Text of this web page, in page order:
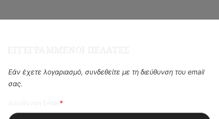
Εάν έχετε λογαριασμό, συνδεθείτε με τη διεύθυνση του email
σας.